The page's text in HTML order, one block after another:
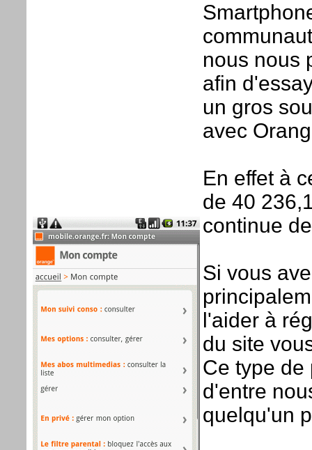
nous nous
afin
un gros
avec
En effet à
de 40
continue
Si vous
l'aider à
du site
Ce type de
d'entre
quelqu'un